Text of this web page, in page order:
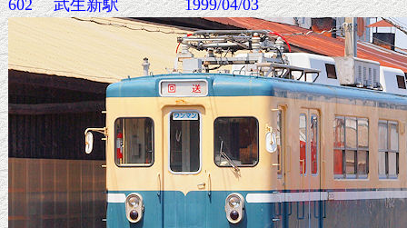
602 武生新駅 1999/04/03